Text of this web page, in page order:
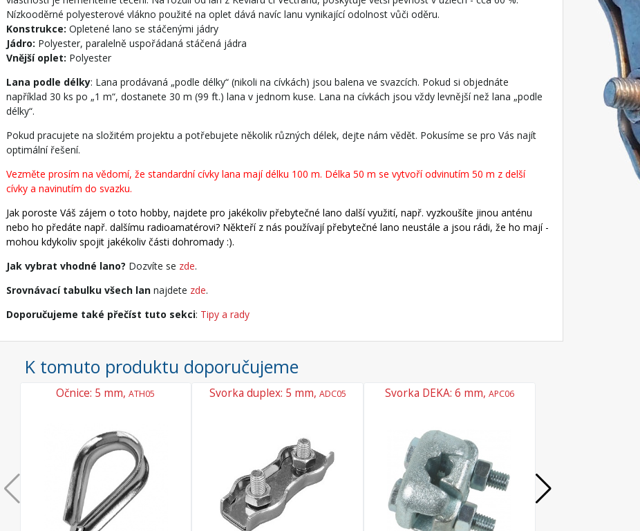
Nízkooděrné polyesterové vlákno použité na oplet dává navíc lanu vynikající odolnost vůči oděru.
Konstrukce: Opletené lano se stáčenými jádry
Jádro: Polyester, paralelně uspořádaná stáčená jádra
Vnější oplet: Polyester
Lana podle délky: Lana prodávaná „podle délky“ (nikoli na cívkách) jsou balena ve svazcích. Pokud si objednáte
například 30 ks po „1 m“, dostanete 30 m (99 ft.) lana v jednom kuse. Lana na cívkách jsou vždy levnější než lana „podle
délky“.
Pokud pracujete na složitém projektu a potřebujete několik různých délek, dejte nám vědět. Pokusíme se pro Vás najít
optimální řešení.
Vezměte prosím na vědomí, že standardní cívky lana mají délku 100 m. Délka 50 m se vytvoří odvinutím 50 m z delší
cívky a navinutím do svazku.
Jak poroste Váš zájem o toto hobby, najdete pro jakékoliv přebytečné lano další využití, např. vyzkoušíte jinou anténu
nebo ho předáte např. dalšímu radioamatérovi? Někteří z nás používají přebytečné lano neustále a jsou rádi, že ho mají -
mohou kdykoliv spojit jakékoliv části dohromady :).
Jak vybrat vhodné lano? Dozvíte se zde.
Srovnávací tabulku všech lan najdete zde.
Doporučujeme také přečíst tuto sekci: Tipy a rady
K tomuto produktu doporučujeme
Očnice: 5 mm,ATH05 Svorka duplex: 5 mm, ADC05 Svorka DEKA: 6 mm, APC06